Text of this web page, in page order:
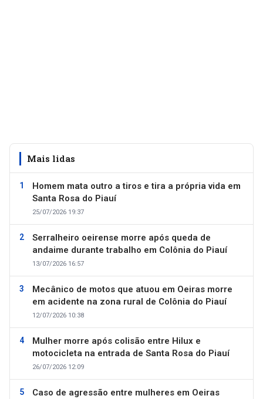
Mais lidas
Homem mata outro a tiros e tira a própria vida em
Santa Rosa do Piauí
25/07/2026 19:37
Serralheiro oeirense morre após queda de
andaime durante trabalho em Colônia do Piauí
13/07/2026 16:57
Mecânico de motos que atuou em Oeiras morre
em acidente na zona rural de Colônia do Piauí
12/07/2026 10:38
Mulher morre após colisão entre Hilux e
motocicleta na entrada de Santa Rosa do Piauí
26/07/2026 12:09
Caso de agressão entre mulheres em Oeiras